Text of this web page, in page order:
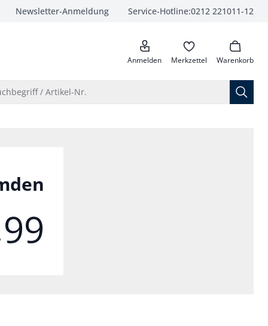
Newsletter-Anmeldung Service-Hotline:0212 221011-12
anrufen
Anmelden Merkzettel Warenkorb
/ Artikel-Nr.